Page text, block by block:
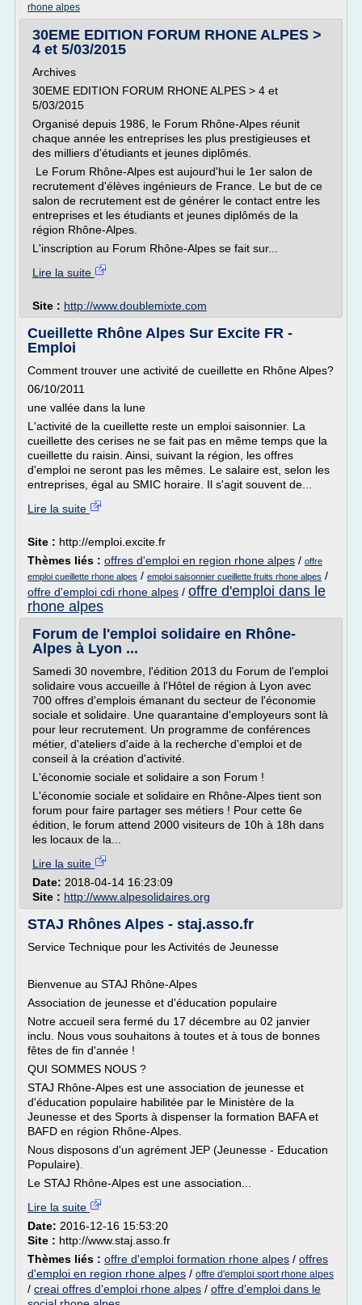
rhone alpes
30EME EDITION FORUM RHONE ALPES >
4 et 5/03/2015
Archives
30EME EDITION FORUM RHONE ALPES > 4 et
5/03/2015
Organisé depuis 1986, le Forum Rhône-Alpes réunit
chaque année les entreprises les plus prestigieuses et
des milliers d'étudiants et jeunes diplômés.
Le Forum Rhône-Alpes est aujourd'hui le 1er salon de
recrutement d'élèves ingénieurs de France. Le but de ce
salon de recrutement est de générer le contact entre les
entreprises et les étudiants et jeunes diplômés de la
région Rhône-Alpes.
L'inscription au Forum Rhône-Alpes se fait sur...
Lire la suite
Site : http://www.doublemixte.com
Cueillette Rhône Alpes Sur Excite FR -
Emploi
Comment trouver une activité de cueillette en Rhône Alpes?
06/10/2011
une vallée dans la lune
L'activité de la cueillette reste un emploi saisonnier. La
cueillette des cerises ne se fait pas en même temps que la
cueillette du raisin. Ainsi, suivant la région, les offres
d'emploi ne seront pas les mêmes. Le salaire est, selon les
entreprises, égal au SMIC horaire. Il s'agit souvent de...
Lire la suite
Site : http://emploi.excite.fr
Thèmes liés : offres d'emploi en region rhone alpes / offre
emploi cueillette rhone alpes / emploi saisonnier cueillette fruits rhone alpes /
offre d'emploi cdi rhone alpes / offre d'emploi dans le
rhone alpes
Forum de l'emploi solidaire en Rhône-
Alpes à Lyon ...
Samedi 30 novembre, l'édition 2013 du Forum de l'emploi
solidaire vous accueille à l'Hôtel de région à Lyon avec
700 offres d'emplois émanant du secteur de l'économie
sociale et solidaire. Une quarantaine d'employeurs sont là
pour leur recrutement. Un programme de conférences
métier, d'ateliers d'aide à la recherche d'emploi et de
conseil à la création d'activité.
L'économie sociale et solidaire a son Forum !
L'économie sociale et solidaire en Rhône-Alpes tient son
forum pour faire partager ses métiers ! Pour cette 6e
édition, le forum attend 2000 visiteurs de 10h à 18h dans
les locaux de la...
Lire la suite
Date: 2018-04-14 16:23:09
Site : http://www.alpesolidaires.org
STAJ Rhônes Alpes - staj.asso.fr
Service Technique pour les Activités de Jeunesse
Bienvenue au STAJ Rhône-Alpes
Association de jeunesse et d'éducation populaire
Notre accueil sera fermé du 17 décembre au 02 janvier
inclu. Nous vous souhaitons à toutes et à tous de bonnes
fêtes de fin d'année !
QUI SOMMES NOUS ?
STAJ Rhône-Alpes est une association de jeunesse et
d'éducation populaire habilitée par le Ministère de la
Jeunesse et des Sports à dispenser la formation BAFA et
BAFD en région Rhône-Alpes.
Nous disposons d'un agrément JEP (Jeunesse - Education
Populaire).
Le STAJ Rhône-Alpes est une association...
Lire la suite
Date: 2016-12-16 15:53:20
Site : http://www.staj.asso.fr
Thèmes liés : offre d'emploi formation rhone alpes / offres
d'emploi en region rhone alpes / offre d'emploi sport rhone alpes
/ creai offres d'emploi rhone alpes / offre d'emploi dans le